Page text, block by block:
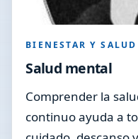
BIENESTAR Y
Salud mental
Comprender la
continuo ayuda a